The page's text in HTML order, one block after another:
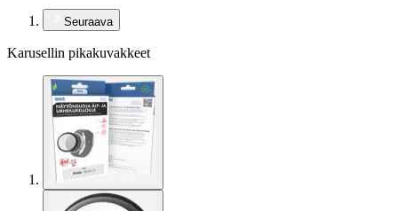
Seuraava
Karusellin pikakuvakkeet